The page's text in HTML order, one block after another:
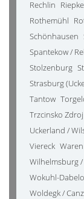
Rechlin
Rothemühl
Schönhausen
Spantekow /
Stolzenburg
Strasburg
Tantow
Trzcinsko Zdroj
Uckerland /
Viereck Waren
Wilhelmsburg
Wokuhl-
Woldegk /